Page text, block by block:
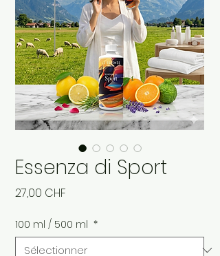
Essenza di Sport
27,00 CHF
100 ml / 500 ml *